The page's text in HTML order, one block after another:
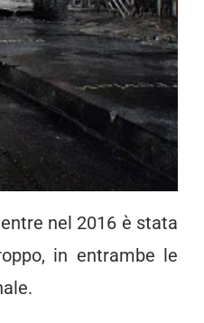
nel 2016 è stata
in entrambe le